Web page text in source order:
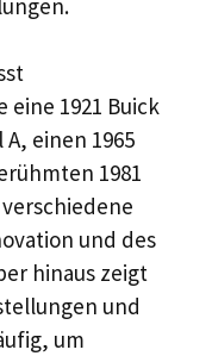
eine 1921 Buick
einen 1965
1981
und des
hinaus zeigt
und
um